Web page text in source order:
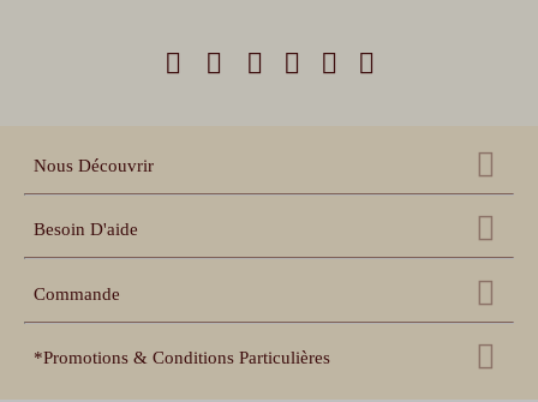
Nous Découvrir
Accessoires
Espace pro revendeur
Espace collectivités
Besoin D'aide
Commande
*Promotions & Conditions Particulières